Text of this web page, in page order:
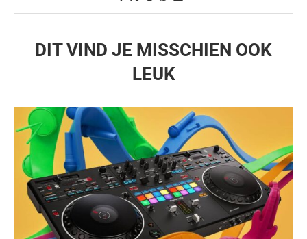
DIT VIND JE MISSCHIEN OOK
LEUK